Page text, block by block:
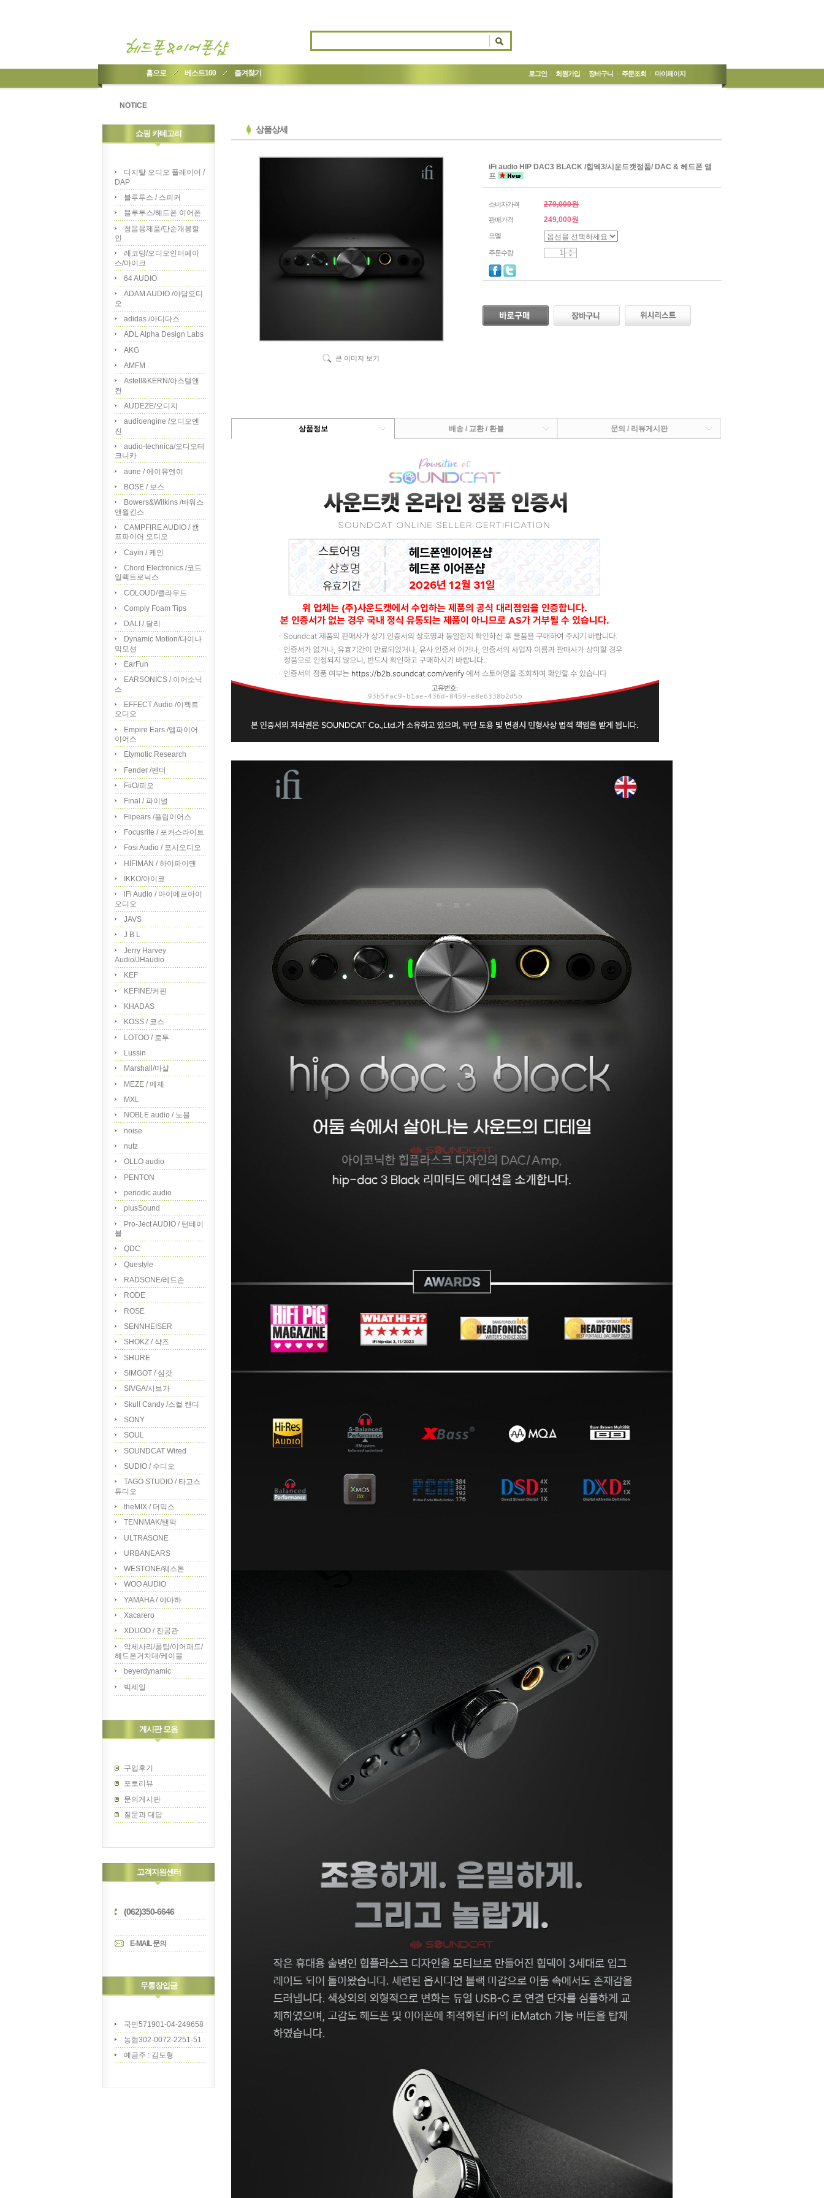
홈으로 베스트100 즐겨찾기 로그인 회원가입 장바구니 주문조회 마이페이지
NOTICE
쇼핑 카테고리
디지탈 오디오 플레이어 /
DAP
블루투스 / 스피커
블루투스/헤드폰 이어폰
청음용제품/단순개봉할
인
레코딩/오디오인터페이
스/마이크
64 AUDIO
ADAM AUDIO /아담오디
오
adidas /아디다스
ADL Alpha Design Labs
AKG
AMFM
Astell&KERN/아스텔앤
컨
AUDEZE/오디지
audioengine /오디오엔
진
audio-technica/오디오테
크니카
aune / 에이유엔이
BOSE / 보스
Bowers&Wilkins /바워스
앤윌킨스
CAMPFIRE AUDIO / 캠
프파이어 오디오
Cayin / 케인
Chord Electronics /코드
일렉트로닉스
COLOUD/클라우드
Comply Foam Tips
DALI / 달리
Dynamic Motion/다이나
믹모션
EarFun
EARSONICS / 이어소닉
스
EFFECT Audio /이펙트
오디오
Empire Ears /엠파이어
이어스
Etymotic Research
Fender /펜더
FiiO/피오
Final / 파이널
Flipears /플립이어스
Focusrite / 포커스라이트
Fosi Audio / 포시오디오
HIFIMAN / 하이파이맨
IKKO/아이코
iFi Audio / 아이에프아이
오디오
JAVS
J B L
Jerry Harvey
Audio/JHaudio
KEF
KEFINE/커핀
KHADAS
KOSS / 코스
LOTOO / 로투
Lussin
Marshall/마샬
MEZE / 메제
MXL
NOBLE audio / 노블
noise
nutz
OLLO audio
PENTON
periodic audio
plusSound
Pro-Ject AUDIO / 턴테이
블
QDC
Questyle
RADSONE/레드손
RODE
ROSE
SENNHEISER
SHOKZ / 샥즈
SHURE
SIMGOT / 심갓
SIVGA/시브가
Skull Candy /스컬 캔디
SONY
SOUL
SOUNDCAT Wired
SUDIO / 수디오
TAGO STUDIO / 타고스
튜디오
theMIX / 더믹스
TENNMAK/탠막
ULTRASONE
URBANEARS
WESTONE/웨스톤
WOO AUDIO
YAMAHA / 야마하
Xacarero
XDUOO / 진공관
악세사리/폼팁/이어패드/
헤드폰거치대/케이블
beyerdynamic
빅세일
게시판 모음
구입후기
포토리뷰
문의게시판
질문과 대답
고객지원센터
(062)350-6646
E-MAIL 문의
무통장입금
국민571901-04-249658
농협302-0072-2251-51
예금주 : 김도형
상품상세
큰 이미지 보기
iFi audio HIP DAC3 BLACK /힙덱3/시운드캣정품/ DAC & 헤드폰 앰
프
소비자가격 279,000원
판매가격 249,000원
모델
주문수량
상품정보 배송 / 교환 / 환불 문의 / 리뷰게시판